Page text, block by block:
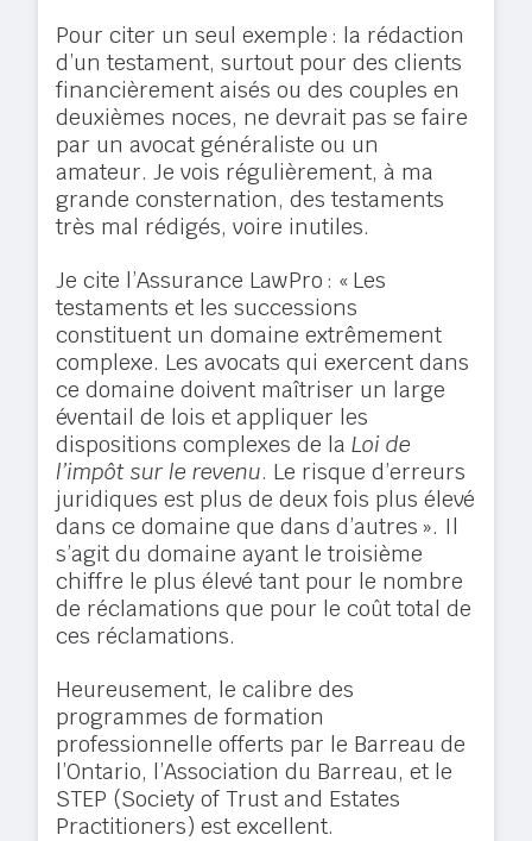
Pour citer un seul exemple : la rédaction
d’un testament, surtout pour des clients
financièrement aisés ou des couples en
deuxièmes noces, ne devrait pas se faire
par un avocat généraliste ou un
amateur. Je vois régulièrement, à ma
grande consternation, des testaments
très mal rédigés, voire inutiles.
Je cite l’Assurance LawPro : « Les
testaments et les successions
constituent un domaine extrêmement
complexe. Les avocats qui exercent dans
ce domaine doivent maîtriser un large
éventail de lois et appliquer les
dispositions complexes de laLoi de
l’impôt sur le revenu. Le risque d’erreurs
juridiques est plus de deux fois plus élevé
dans ce domaine que dans d’autres ». Il
s’agit du domaine ayant le troisième
chiffre le plus élevé tant pour le nombre
de réclamations que pour le coût total de
ces réclamations.
Heureusement, le calibre des
programmes de formation
professionnelle offerts par le Barreau de
l’Ontario, l’Association du Barreau, et le
STEP (Society of Trust and Estates
Practitioners) est excellent.